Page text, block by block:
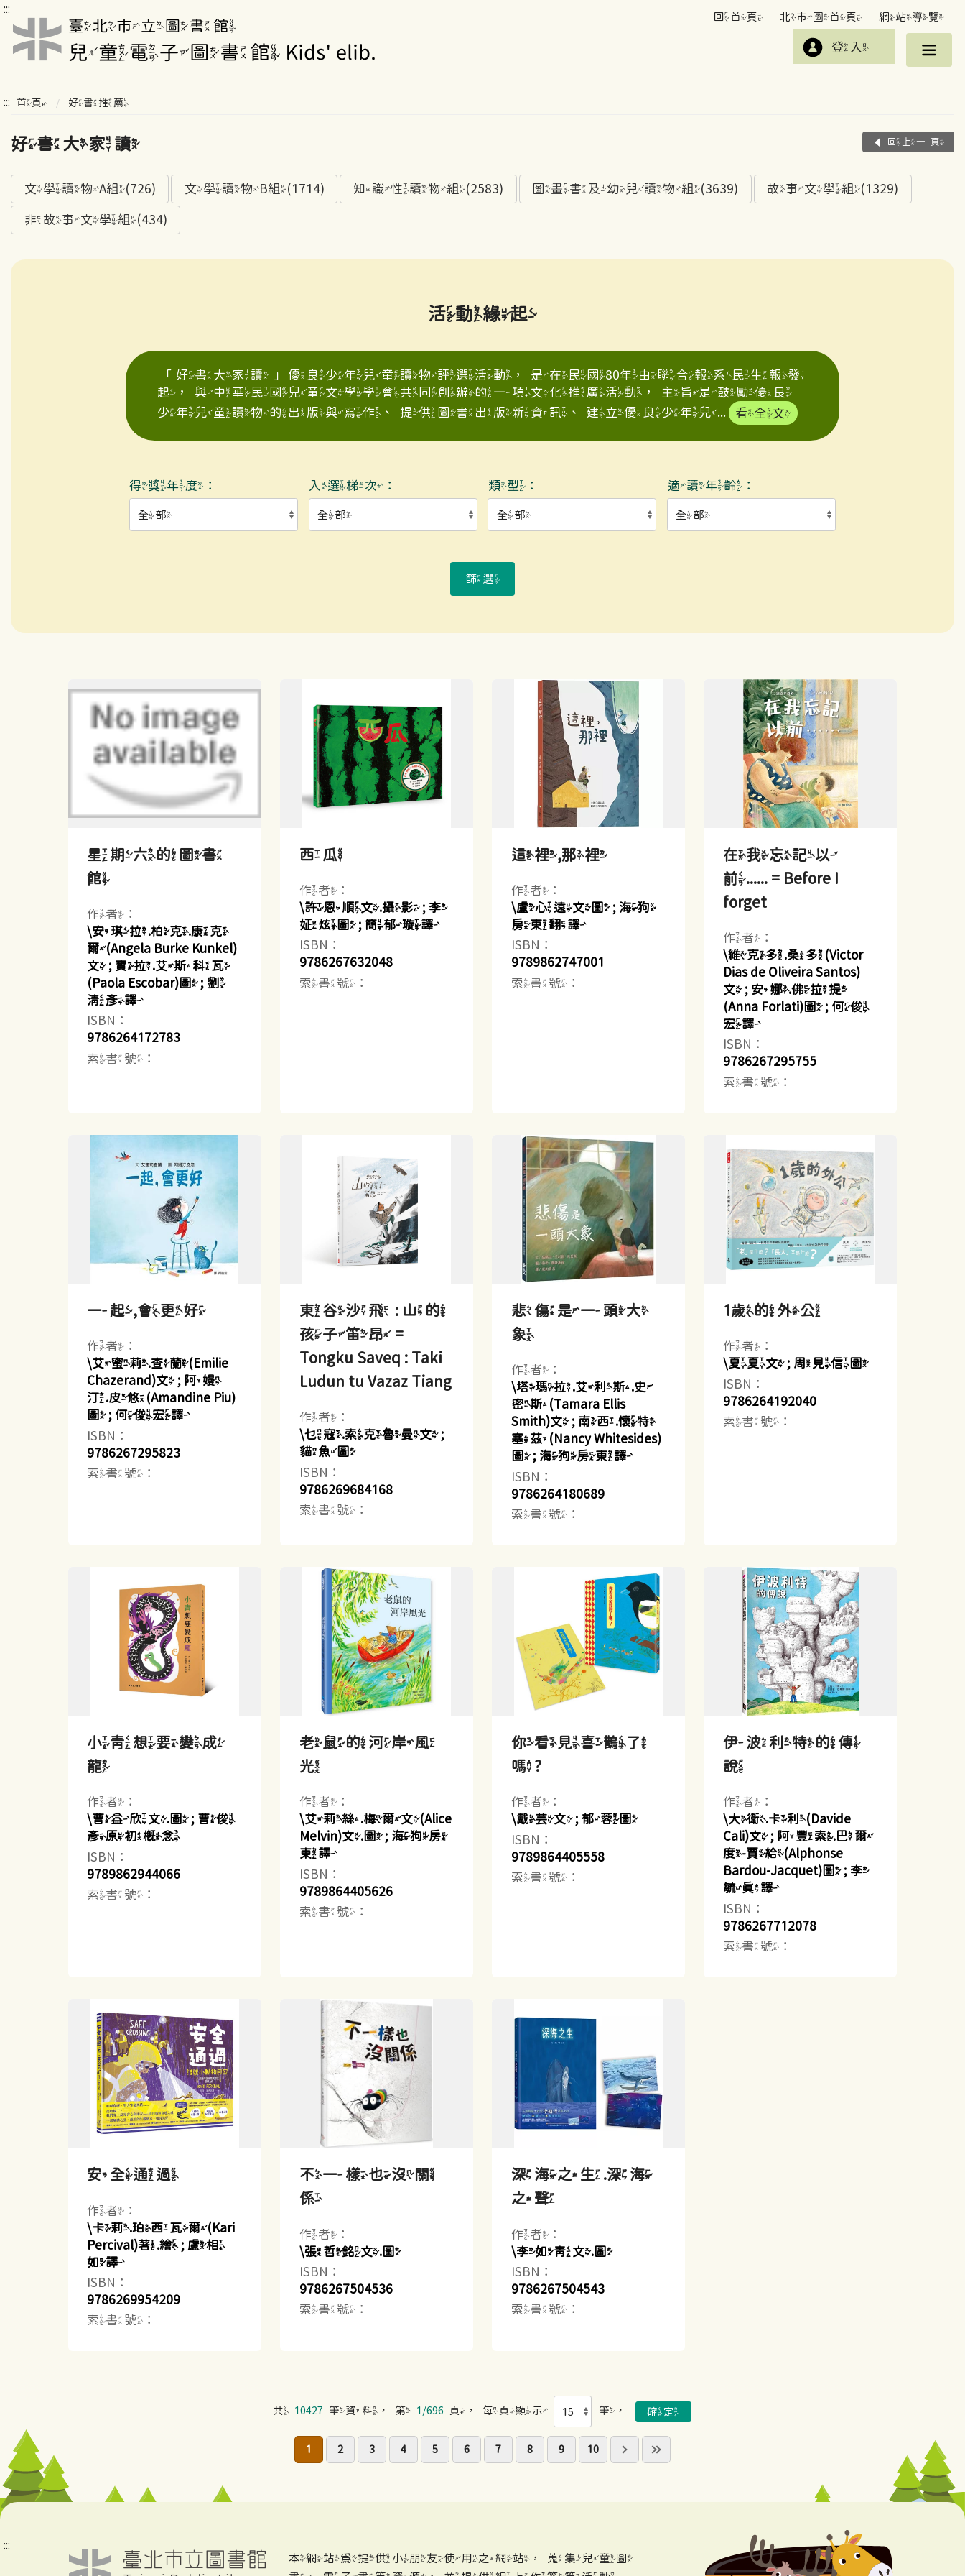
:::
回首頁 北市圖首頁 網站導覽
登入
::: 首頁 好書推薦
好書大家讀 回上一頁
文學讀物A組(726) 文學讀物B組(1714) 知識性讀物組(2583) 圖畫書及幼兒讀物組(3639) 故事文學組(1329)
非故事文學組(434)
活動緣起
「好書大家讀」優良少年兒童讀物評選活動，是在民國80年由聯合報系民生報發
起，與中華民國兒童文學學會共同創辦的一項文化推廣活動，主旨是鼓勵優良
少年兒童讀物的出版與寫作、提供圖書出版新資訊、建立優良少年兒...
看全文
得獎年度： 入選梯次： 類型： 適讀年齡：
篩選
星期六的圖書
館
作者：
\安琪拉.柏克.康克
爾(Angela Burke Kunkel)
文 ; 寶拉.艾斯科瓦
(Paola Escobar)圖 ; 劉
清彥譯
ISBN：
9786264172783
索書號：
西瓜
作者：
\許恩順文.攝影 ; 李
姃炫圖 ; 簡郁璇譯
ISBN：
9786267632048
索書號：
這裡,那裡
作者：
\盧心遠文圖 ; 海狗
房東翻譯
ISBN：
9789862747001
索書號：
在我忘記以
前...... = Before I
forget
作者：
\維克多.桑多(Victor
Dias de Oliveira Santos)
文 ; 安娜.佛拉提
(Anna Forlati)圖 ; 何俊
宏譯
ISBN：
9786267295755
索書號：
一起,會更好
作者：
\艾蜜莉.查蘭(Emilie
Chazerand)文 ; 阿嫚
汀.皮悠(Amandine Piu)
圖 ; 何俊宏譯
ISBN：
9786267295823
索書號：
東谷沙飛 : 山的
孩子笛昂 =
Tongku Saveq : Taki
Ludun tu Vazaz Tiang
作者：
\乜寇.索克魯曼文 ;
貓魚圖
ISBN：
9786269684168
索書號：
悲傷是一頭大
象
作者：
\塔瑪拉.艾利斯.史
密斯(Tamara Ellis
Smith)文 ; 南西.懷特
塞茲(Nancy Whitesides)
圖 ; 海狗房東譯
ISBN：
9786264180689
索書號：
1歲的外公
作者：
\夏夏文 ; 周見信圖
ISBN：
9786264192040
索書號：
小青想要變成
龍
作者：
\曹益欣文.圖 ; 曹俊
彥原初概念
ISBN：
9789862944066
索書號：
老鼠的河岸風
光
作者：
\艾莉絲.梅爾文(Alice
Melvin)文.圖 ; 海狗房
東譯
ISBN：
9789864405626
索書號：
你看見喜鵲了
嗎?
作者：
\戴芸文 ; 郁蓉圖
ISBN：
9789864405558
索書號：
伊波利特的傳
說
作者：
\大衛.卡利(Davide
Cali)文 ; 阿豐索.巴爾
度-賈給(Alphonse
Bardou-Jacquet)圖 ; 李
毓真譯
ISBN：
9786267712078
索書號：
安全通過
作者：
\卡莉.珀西瓦爾(Kari
Percival)著.繪 ; 盧相
如譯
ISBN：
9786269954209
索書號：
不一樣也沒關
係
作者：
\張哲銘文.圖
ISBN：
9786267504536
索書號：
深海之生.深海
之聲
作者：
\李如青文.圖
ISBN：
9786267504543
索書號：
共 10427 筆資料，第 1/696 頁，每頁顯示 筆，
1 2 3 4 5 6 7 8 9 10
:::
本網站為提供小朋友使用之網站，蒐集兒童圖